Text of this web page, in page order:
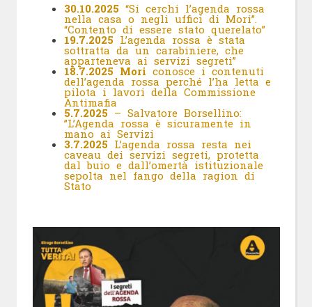
30.10.2025 “Si cerchi l’agenda rossa
nella casa o negli uffici di Mori”.
“Contento di essere stato querelato”
19.7.2025 L’agenda rossa è stata
sottratta da un carabiniere, che
apparteneva ai servizi segreti”
18.7.2025 Mori conosce i contenuti
dell’agenda rossa perché l’ha letta e
pilota i lavori della Commissione
Antimafia
5.7.2025 – Salvatore Borsellino:
”L’Agenda rossa è sicuramente in
mano ai Servizi
3.7.2025 L’agenda rossa resta nei
caveau dei servizi segreti, protetta
dal buio e dall’omertà istituzionale
sepolta nel fango della ragion di
Stato